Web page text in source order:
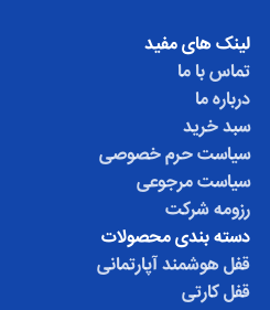
لینک های مفید
تماس با ما
درباره ما
سبد خرید
سیاست حرم خصوصی
سیاست مرجوعی
رزومه شرکت
دسته بندی محصولات
قفل هوشمند آپارتمانی
قفل کارتی